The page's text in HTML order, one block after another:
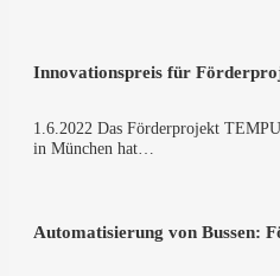
Inno­va­ti­ons­preis für
1.6.2022 Das För­der­pro­jekt
in Mün­chen hat…
Auto­ma­ti­sie­rung von Bus­sen: